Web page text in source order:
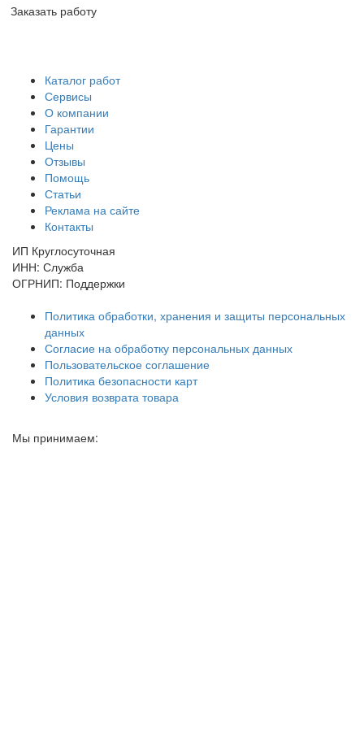
Заказать работу
Каталог работ
Сервисы
О компании
Гарантии
Цены
Отзывы
Помощь
Статьи
Реклама на сайте
Контакты
ИП Круглосуточная
ИНН: Служба
ОГРНИП: Поддержки
Политика обработки, хранения и защиты персональных
данных
Согласие на обработку персональных данных
Пользовательское соглашение
Политика безопасности карт
Условия возврата товара
Мы принимаем: